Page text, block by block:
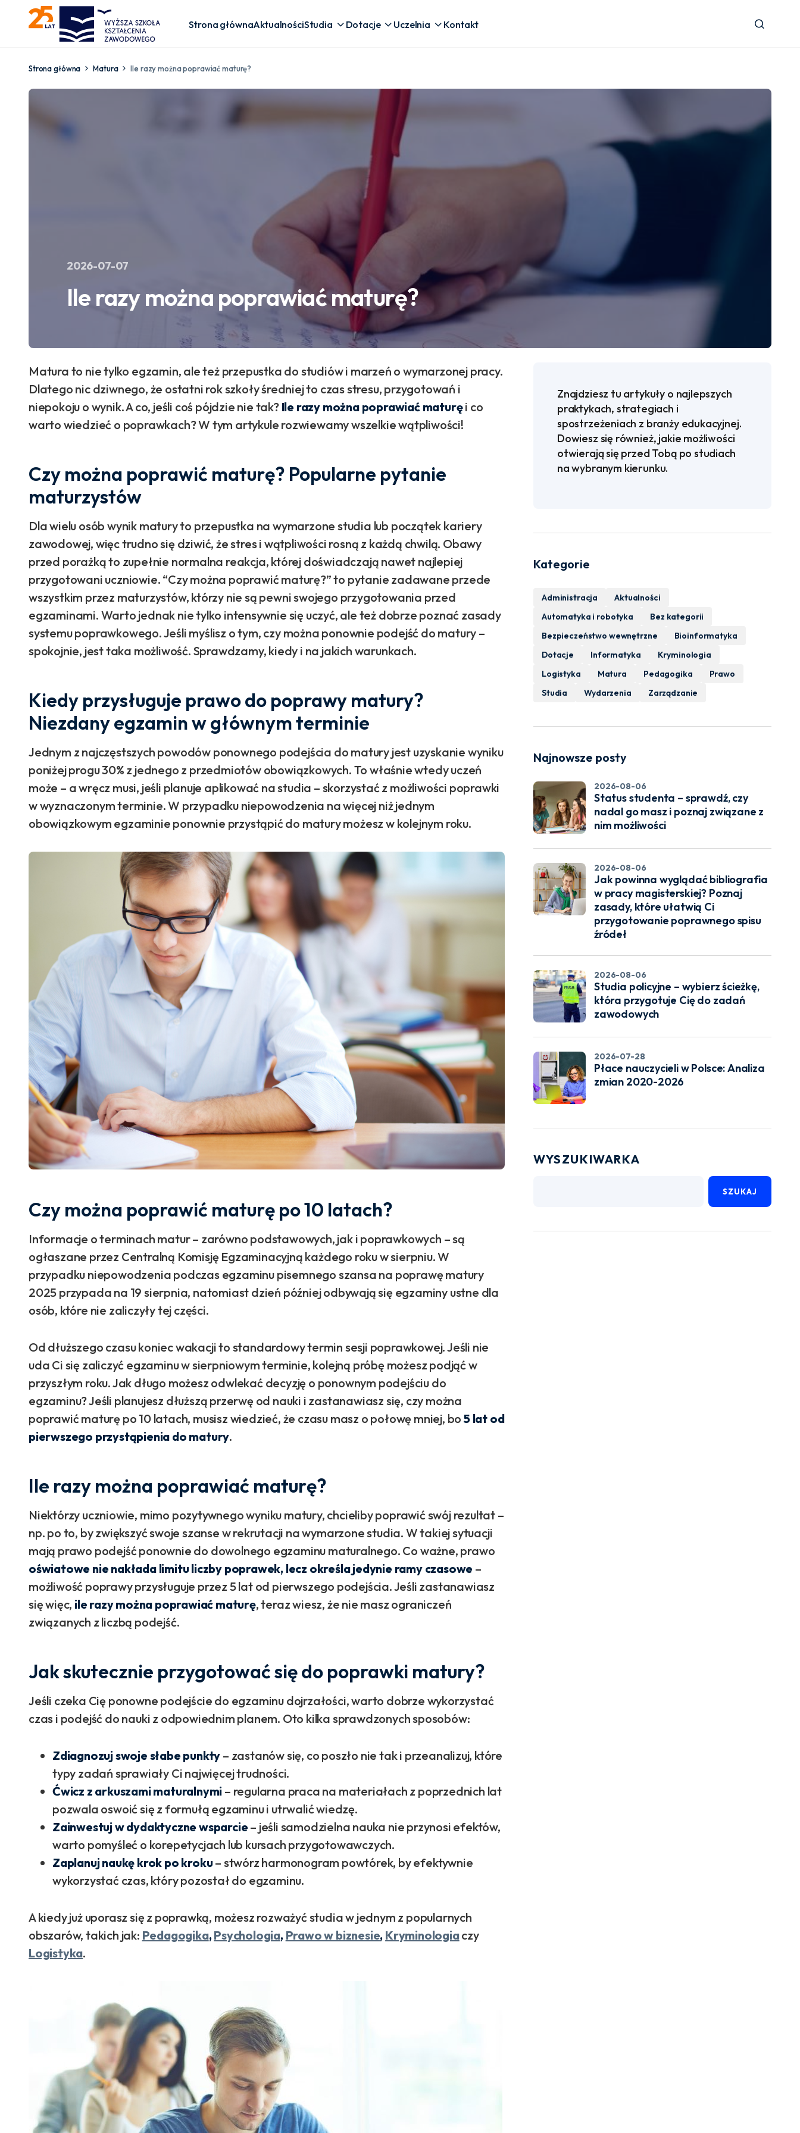
Strona głównaAktualnościStudia Dotacje Uczelnia Kontakt
Strona główna Matura Ile razy można poprawiać maturę?
2026-07-07
Ile razy można poprawiać maturę?
Matura to nie tylko egzamin, ale też przepustka do studiów i marzeń o wymarzonej pracy.
Dlatego nic dziwnego, że ostatni rok szkoły średniej to czas stresu, przygotowań i
niepokoju o wynik. A co, jeśli coś pójdzie nie tak? Ile razy można poprawiać maturęi co
warto wiedzieć o poprawkach? W tym artykule rozwiewamy wszelkie wątpliwości!
Czy można poprawić maturę? Popularne pytanie
maturzystów
Dla wielu osób wynik matury to przepustka na wymarzone studia lub początek kariery
zawodowej, więc trudno się dziwić, że stres i wątpliwości rosną z każdą chwilą. Obawy
przed porażką to zupełnie normalna reakcja, której doświadczają nawet najlepiej
przygotowani uczniowie. “Czy można poprawić maturę?” to pytanie zadawane przede
wszystkim przez maturzystów, którzy nie są pewni swojego przygotowania przed
egzaminami. Warto jednak nie tylko intensywnie się uczyć, ale też dobrze poznać zasady
systemu poprawkowego. Jeśli myślisz o tym, czy można ponownie podejść do matury –
spokojnie, jest taka możliwość. Sprawdzamy, kiedy i na jakich warunkach.
Kiedy przysługuje prawo do poprawy matury?
Niezdany egzamin w głównym terminie
Jednym z najczęstszych powodów ponownego podejścia do matury jest uzyskanie wyniku
poniżej progu 30% z jednego z przedmiotów obowiązkowych. To właśnie wtedy uczeń
może – a wręcz musi, jeśli planuje aplikować na studia – skorzystać z możliwości poprawki
w wyznaczonym terminie. W przypadku niepowodzenia na więcej niż jednym
obowiązkowym egzaminie ponownie przystąpić do matury możesz w kolejnym roku.
Czy można poprawić maturę po 10 latach?
Informacje o terminach matur – zarówno podstawowych, jak i poprawkowych – są
ogłaszane przez Centralną Komisję Egzaminacyjną każdego roku w sierpniu. W
przypadku niepowodzenia podczas egzaminu pisemnego szansa na poprawę matury
2025 przypada na 19 sierpnia, natomiast dzień później odbywają się egzaminy ustne dla
osób, które nie zaliczyły tej części.
Od dłuższego czasu koniec wakacji to standardowy termin sesji poprawkowej. Jeśli nie
uda Ci się zaliczyć egzaminu w sierpniowym terminie, kolejną próbę możesz podjąć w
przyszłym roku. Jak długo możesz odwlekać decyzję o ponownym podejściu do
egzaminu? Jeśli planujesz dłuższą przerwę od nauki i zastanawiasz się, czy można
poprawić maturę po 10 latach, musisz wiedzieć, że czasu masz o połowę mniej, bo 5 lat od
pierwszego przystąpienia do matury.
Ile razy można poprawiać maturę?
Niektórzy uczniowie, mimo pozytywnego wyniku matury, chcieliby poprawić swój rezultat –
np. po to, by zwiększyć swoje szanse w rekrutacji na wymarzone studia. W takiej sytuacji
mają prawo podejść ponownie do dowolnego egzaminu maturalnego. Co ważne, prawo
oświatowe nie nakłada limitu liczby poprawek, lecz określa jedynie ramy czasowe –
możliwość poprawy przysługuje przez 5 lat od pierwszego podejścia. Jeśli zastanawiasz
się więc, ile razy można poprawiać maturę, teraz wiesz, że nie masz ograniczeń
związanych z liczbą podejść.
Jak skutecznie przygotować się do poprawki matury?
Jeśli czeka Cię ponowne podejście do egzaminu dojrzałości, warto dobrze wykorzystać
czas i podejść do nauki z odpowiednim planem. Oto kilka sprawdzonych sposobów:
Zdiagnozuj swoje słabe punkty – zastanów się, co poszło nie tak i przeanalizuj, które
typy zadań sprawiały Ci najwięcej trudności.
Ćwicz z arkuszami maturalnymi – regularna praca na materiałach z poprzednich lat
pozwala oswoić się z formułą egzaminu i utrwalić wiedzę.
Zainwestuj w dydaktyczne wsparcie – jeśli samodzielna nauka nie przynosi efektów,
warto pomyśleć o korepetycjach lub kursach przygotowawczych.
Zaplanuj naukę krok po kroku– stwórz harmonogram powtórek, by efektywnie
wykorzystać czas, który pozostał do egzaminu.
A kiedy już uporasz się z poprawką, możesz rozważyć studia w jednym z popularnych
obszarów, takich jak: Pedagogika, Psychologia, Prawo w biznesie, Kryminologiaczy
Logistyka.
Znajdziesz tu artykuły o najlepszych
praktykach, strategiach i
spostrzeżeniach z branży edukacyjnej.
Dowiesz się również, jakie możliwości
otwierają się przed Tobą po studiach
na wybranym kierunku.
Kategorie
Administracja
Aktualności
Automatyka i robotyka
Bez kategorii
Bezpieczeństwo wewnętrzne
Bioinformatyka
Dotacje
Informatyka
Kryminologia
Logistyka
Matura Pedagogika
Prawo
Studia
Wydarzenia Zarządzanie
Najnowsze posty
Status studenta – sprawdź, czy
nadal go masz i poznaj związane z
nim możliwości
2026-08-06
Jak powinna wyglądać bibliografia
w pracy magisterskiej? Poznaj
zasady, które ułatwią Ci
przygotowanie poprawnego spisu
źródeł
2026-08-06
Studia policyjne – wybierz ścieżkę,
która przygotuje Cię do zadań
zawodowych
2026-08-06
Płace nauczycieli w Polsce: Analiza
zmian 2020-2026
2026-07-28
WYSZUKIWARKA
SZUKAJ